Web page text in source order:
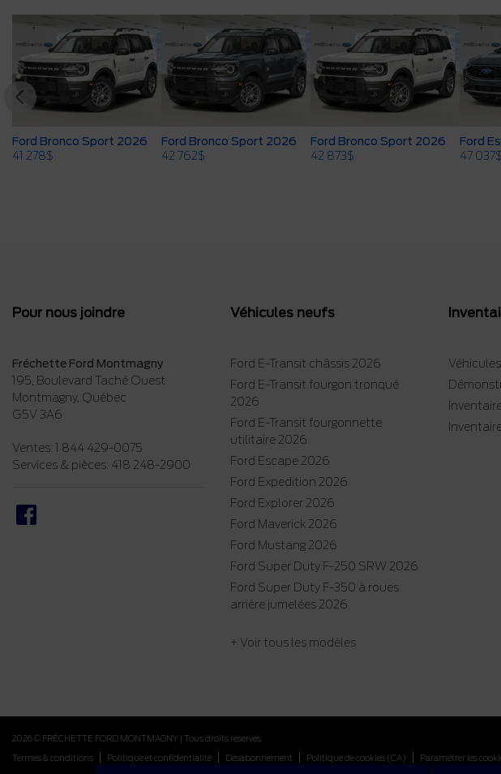
Ford Bronco Sport 2026
41 278$
Ford Bronco Sport 2026
42 762$
Ford Bronco Sport 2026
42 873$
Ford
47 037$
Pour nous joindre
Fréchette Ford Montmagny
195, Boulevard Taché Ouest
Montmagny, Québec
G5V 3A6
Ventes: 1 844 429-0075
Services & pièces: 418 248-2900
Véhicules neufs
Ford E-Transit châssis 2026
Ford E-Transit fourgon tronqué
2026
Ford E-Transit fourgonnette
utilitaire 2026
Ford Escape 2026
Ford Expedition 2026
Ford Explorer 2026
Ford Maverick 2026
Ford Mustang 2026
Ford Super Duty F-250 SRW 2026
Ford Super Duty F-350 à roues
arrière jumelées 2026
+ Voir tous les modèles
2026 © FRÉCHETTE FORD MONTMAGNY | Tous droits réservés.
Termes & conditions
Politique et confidentialité Désabonnement Politique de cookies (CA) Paramétrer les